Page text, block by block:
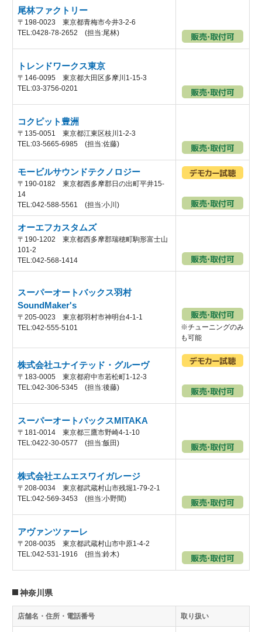
尾林ファクトリー
〒198-0023 東京都青梅市今井3-2-6
TEL:0428-78-2652 (担当:尾林)
トレンドワークス東京
〒146-0095 東京都大田区多摩川1-15-3
TEL:03-3756-0201
コクピット豊洲
〒135-0051 東京都江東区枝川1-2-3
TEL:03-5665-6985 (担当:佐藤)
モービルサウンドテクノロジー
〒190-0182 東京都西多摩郡日の出町平井15-
14
TEL:042-588-5561 (担当:小川)
オーエフカスタムズ
〒190-1202 東京都西多摩郡瑞穂町駒形富士山
101-2
TEL:042-568-1414
スーパーオートバックス羽村
SoundMaker's
〒205-0023 東京都羽村市神明台4-1-1
TEL:042-555-5101
※チューニングのみ
も可能
株式会社ユナイテッド・グルーヴ
〒183-0005 東京都府中市若松町1-12-3
TEL:042-306-5345 (担当:後藤)
スーパーオートバックスMITAKA
〒181-0014 東京都三鷹市野崎4-1-10
TEL:0422-30-0577 (担当:飯田)
株式会社エムエスワイガレージ
〒208-0034 東京都武蔵村山市残堀1-79-2-1
TEL:042-569-3453 (担当:小野間)
アヴァンツァーレ
〒208-0035 東京都武蔵村山市中原1-4-2
TEL:042-531-1916 (担当:鈴木)
神奈川県
店舗名・住所・電話番号 取り扱い